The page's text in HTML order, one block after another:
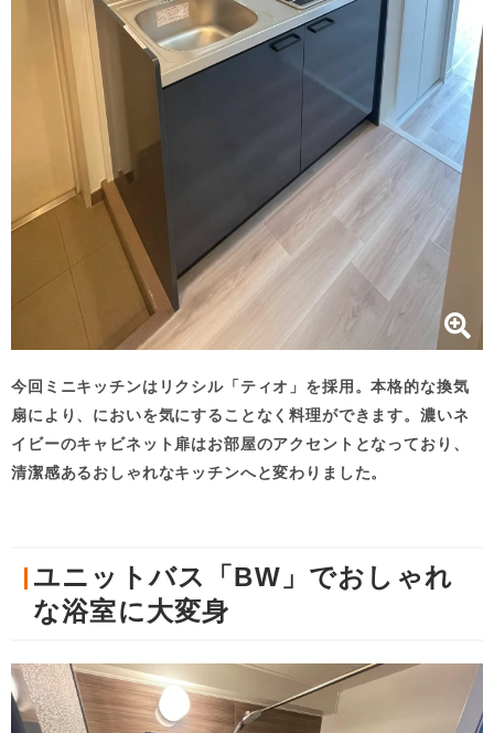
今回ミニキッチンはリクシル「ティオ」を採用。本格的な換気
扇により、においを気にすることなく料理ができます。濃いネ
イビーのキャビネット扉はお部屋のアクセントとなっており、
清潔感あるおしゃれなキッチンへと変わりました。
ユニットバス「BW」でおしゃれ
な浴室に大変身